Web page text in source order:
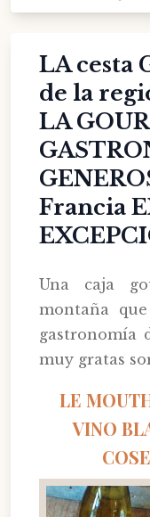
LA cesta
de la
LA
Francia
Una caja
montaña
gastronomía
muy gratas
LE
VINO